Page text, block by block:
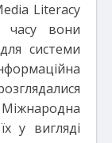
Literacy
часу вони
системи
у вигляді